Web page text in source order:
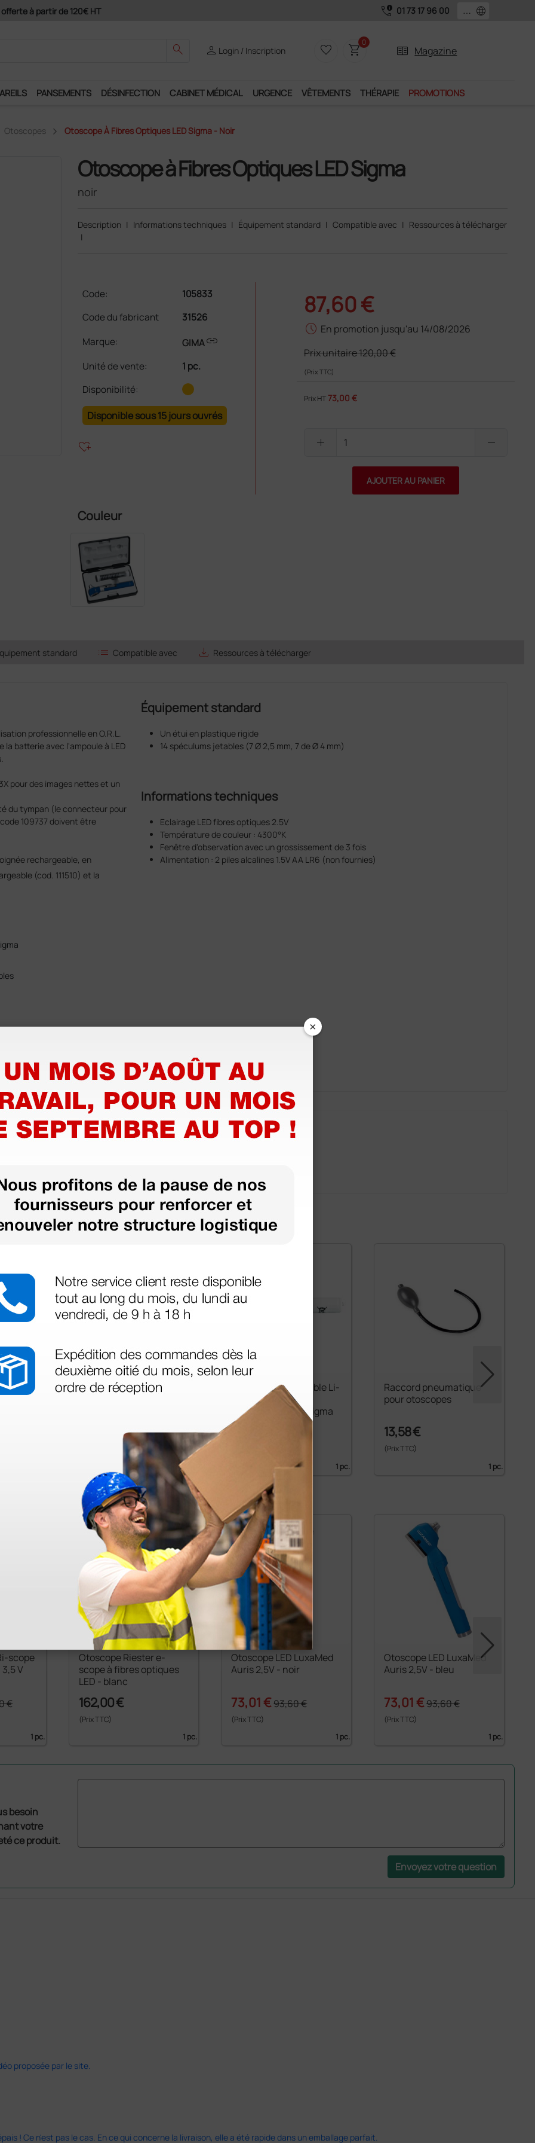
4X avec Paypal call_quality 01 73 17 96 00 language
search person Login / Inscription favorite_border shopping_cart0
two_pager Magazine
PANSEMENTS DÉSINFECTION CABINET MÉDICAL URGENCE VÊTEMENTS THÉRAPIE PROMOTIONS
Otoscopes Otoscope À Fibres Optiques LED Sigma - Noir
Otoscope à Fibres Optiques LED Sigma
noir
Description | Informations techniques | Équipement standard | Compatible avec | Ressources à télécharger
|
Code:
105833
Code du fabricant
31526
Marque:
GIMAlink
Unité de vente:
1 pc.
Disponibilité:
Disponible sous 15 jours ouvrés
heart_plus
87,60 €
schedule En promotion jusqu'au 14/08/2026
Prix unitaire120,00 €
(Prix TTC)
Prix HT73,00 €
add remove
AJOUTER AU PANIER
Couleur
standard list Compatible avec save_alt Ressources à télécharger
professionnelle en O.R.L.
batterie avec l'ampoule à LED
pour des images nettes et un
du tympan (le connecteur pour
109737 doivent être
rechargeable, en
(cod. 111510) et la
Équipement standard
Un étui en plastique rigide
14 spéculums jetables (7 Ø 2,5 mm, 7 de Ø 4 mm)
Informations techniques
Eclairage LED fibres optiques 2.5V
Température de couleur : 4300°K
Fenêtre d'observation avec un grossissement de 3 fois
Alimentation : 2 piles alcalines 1.5V AA LR6 (non fournies)
Embout pour convertir
les poignées Sigma en
Batterie rechargeable Li-
Ion pour oto-
ophtalmoscopes Sigma
1 pc.
Raccord pneumatique
pour otoscopes
13,58 €
(Prix TTC)
1 pc.
scope
V
€
1 pc.
Otoscope Riester e-
scope à fibres optiques
LED - blanc
162,00 €
(Prix TTC)
1 pc.
Otoscope LED LuxaMed
Auris 2,5V - noir
73,01 €93,60 €
(Prix TTC)
1 pc.
Otoscope LED LuxaMed
Auris 2,5V - bleu
73,01 €93,60 €
(Prix TTC)
1 pc.
besoin
votre
ce produit.
Envoyez votre question
proposée par le site.
! Ce n'est pas le cas. En ce qui concerne la livraison, elle a été rapide dans un emballage parfait.
×